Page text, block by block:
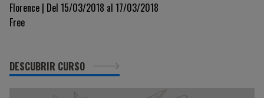
Florence | Del 15/03/2018 al 17/03/2018
Free
DESCUBRIR CURSO